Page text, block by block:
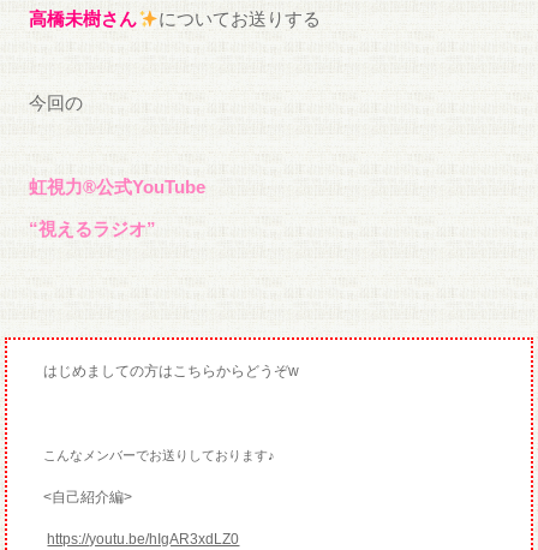
高橋未樹さん についてお送りする
今回の
虹視力®︎公式YouTube
“視えるラジオ”
はじめましての方はこちらからどうぞw
こんなメンバーでお送りしております♪
<自己紹介編>
https://youtu.be/hIgAR3xdLZ0